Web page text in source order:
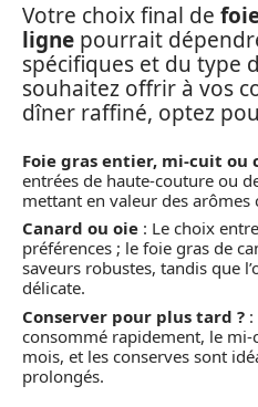
Votre choix final de
ligne pourrait
spécifiques et du type
souhaitez offrir à vos
dîner raffiné, optez
Foie gras entier, mi-cuit ou
entrées de haute-couture ou
mettant en valeur des arômes
Canard ou oie : Le choix
préférences ; le foie gras de
saveurs robustes, tandis que
délicate.
Conserver pour plus tard ?
consommé rapidement, le mi-
mois, et les conserves sont
prolongés.